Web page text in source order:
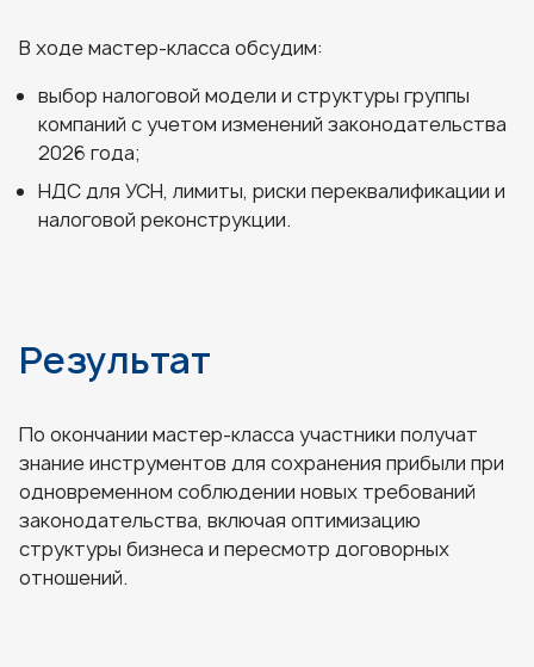
В ходе мастер-класса обсудим:
выбор налоговой модели и структуры группы
компаний с учетом изменений законодательства
2026 года;
НДС для УСН, лимиты, риски переквалификации и
налоговой реконструкции.
Результат
По окончании мастер-класса участники получат
знание инструментов для сохранения прибыли при
одновременном соблюдении новых требований
законодательства, включая оптимизацию
структуры бизнеса и пересмотр договорных
отношений.